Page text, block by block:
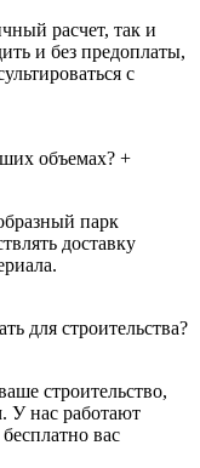
расчет, так и
и без предоплаты,
с
объемах? +
парк
доставку
для строительства?
строительство,
У нас работают
вас